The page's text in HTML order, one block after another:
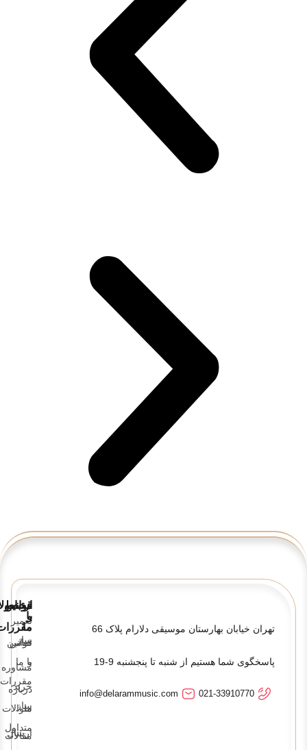
تهران خیابان بهارستان موسیقی دلارام پلاک 66
پاسخگوی شما هستیم از شنبه تا پنجشنبه 9-19
021-33910770
info@delarammusic.com
تعمیر
ساز
مشاوره
خرید
ساز
ارسال
قوانین
و
قوانین
و
مقررات
سوالات
متداول
ارتباط
با
ما
تماس
با ما
درباره
ما
مقالات